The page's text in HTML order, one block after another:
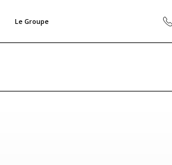
Le Groupe